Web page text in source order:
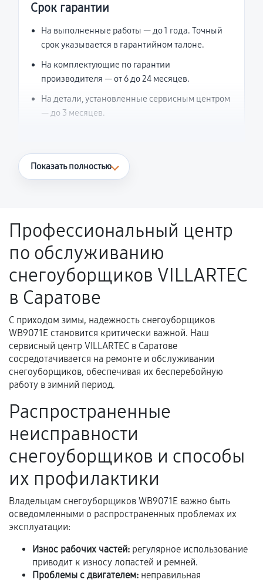
Срок гарантии
На выполненные работы — до 1 года. Точный
срок указывается в гарантийном талоне.
На комплектующие по гарантии
производителя — от 6 до 24 месяцев.
На детали, установленные сервисным центром
— до 3 месяцев.
Что считается гарантийным случаем
Поломка установленной детали при
нормальной эксплуатации в течение
гарантийного срока.
Несоответствие комплектующей заявленным
техническим характеристикам.
Документы для подтверждения
гарантии
Гарантийный талон.
услуг и сроком гарантии.
Документы на установленные комплектующие
и кассовый чек.
Расширенная гарантия
В некоторых случаях возможно оформление
условия продления согласовываются отдельно и
фиксируются в документах.
Показать полностью
Профессиональный центр
по обслуживанию
снегоуборщиков VILLARTEC
в Саратове
С приходом зимы, надежность снегоуборщиков
WB9071E становится критически важной. Наш
сервисный центр VILLARTEC в Саратове
сосредотачивается на ремонте и обслуживании
снегоуборщиков, обеспечивая их бесперебойную
работу в зимний период.
Распространенные
неисправности
снегоуборщиков и способы
их профилактики
Владельцам снегоуборщиков WB9071E важно быть
осведомленными о распространенных проблемах их
эксплуатации:
Износ рабочих частей: регулярное использование
приводит к износу лопастей и ремней.
Проблемы с двигателем: неправильная